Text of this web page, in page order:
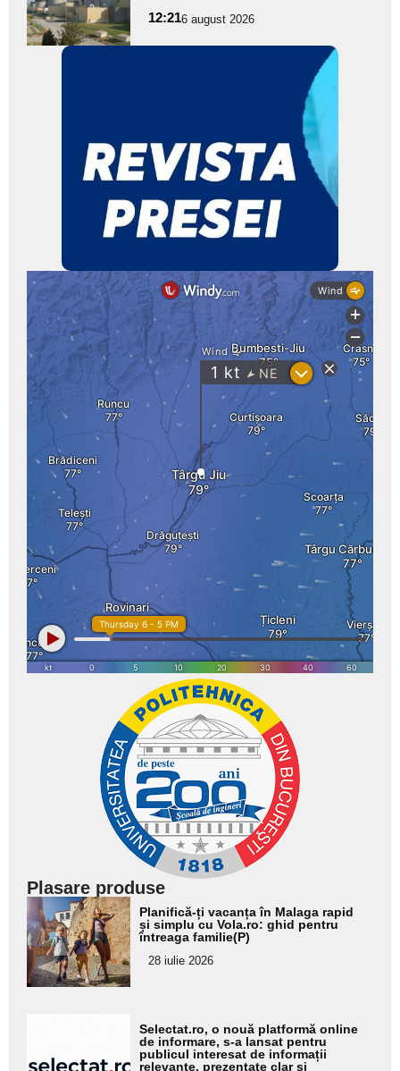
pentru
subtitlu
12:216 august 2026
Plasare produse
Adaugă
aici textul
pentru
subtitlu
Planifică-ți vacanța în Malaga rapid
și simplu cu Vola.ro: ghid pentru
întreaga familie(P)
28 iulie 2026
pentru
Selectat.ro, o nouă platformă online
de informare, s-a lansat pentru
publicul interesat de informații
relevante, prezentate clar și